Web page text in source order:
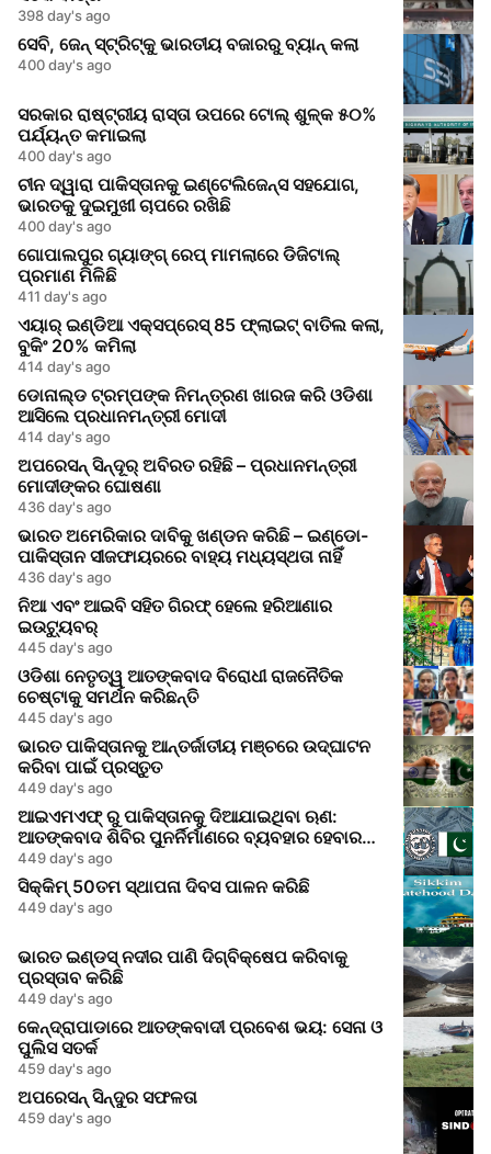
398 day's ago
ସେବି, ଜେନ୍‌ ସ୍ଟ୍ରିଟ୍‌କୁ ଭାରତୀୟ ବଜାରରୁ ବ୍ୟାନ୍ କଲା
400 day's ago
ସରକାର ରାଷ୍ଟ୍ରୀୟ ରାସ୍ତା ଉପରେ ଟୋଲ୍ ଶୁଳ୍କ ୫୦%
ପର୍ଯ୍ୟନ୍ତ କମାଇଲା
400 day's ago
ଚୀନ ଦ୍ୱାରା ପାକିସ୍ତାନକୁ ଇଣ୍ଟେଲିଜେନ୍ସ ସହଯୋଗ,
ଭାରତକୁ ଦୁଇମୁଖୀ ଚାପରେ ରଖିଛି
400 day's ago
ଗୋପାଲପୁର ଗ୍ୟାଙ୍ଗ୍ ରେପ୍ ମାମଲାରେ ଡିଜିଟାଲ୍
ପ୍ରମାଣ ମିଳିଛି
411 day's ago
ଏୟାର୍ ଇଣ୍ଡିଆ ଏକ୍ସପ୍ରେସ୍ 85 ଫ୍ଲାଇଟ୍ ବାତିଲ କଲା,
ବୁକିଂ 20% କମିଲା
414 day's ago
ଡୋନାଲ୍ଡ ଟ୍ରମ୍ପଙ୍କ ନିମନ୍ତ୍ରଣ ଖାରଜ କରି ଓଡିଶା
ଆସିଲେ ପ୍ରଧାନମନ୍ତ୍ରୀ ମୋଦୀ
414 day's ago
ଅପରେସନ୍ ସିନ୍ଦୂର୍ ଅବିରତ ରହିଛି – ପ୍ରଧାନମନ୍ତ୍ରୀ
ମୋଦୀଙ୍କର ଘୋଷଣା
436 day's ago
ଭାରତ ଅମେରିକାର ଦାବିକୁ ଖଣ୍ଡନ କରିଛି – ଇଣ୍ଡୋ-
ପାକିସ୍ତାନ ସୀଜଫାୟରରେ ବାହ୍ୟ ମଧ୍ୟସ୍ଥତା ନାହିଁ
436 day's ago
ନିଆ ଏବଂ ଆଇବି ସହିତ ଗିରଫ୍ ହେଲେ ହରିଆଣାର
ଇଉଟ୍ୟୁବର୍
445 day's ago
ଓଡିଶା ନେତୃତ୍ୱ ଆତଙ୍କବାଦ ବିରୋଧୀ ରାଜନୈତିକ
ଚେଷ୍ଟାକୁ ସମର୍ଥନ କରିଛନ୍ତି
445 day's ago
ଭାରତ ପାକିସ୍ତାନକୁ ଆନ୍ତର୍ଜାତୀୟ ମଞ୍ଚରେ ଉଦ୍‌ଘାଟନ
କରିବା ପାଇଁ ପ୍ରସ୍ତୁତ
449 day's ago
ଆଇଏମଏଫ୍ ରୁ ପାକିସ୍ତାନକୁ ଦିଆଯାଇଥିବା ଋଣ:
ଆତଙ୍କବାଦ ଶିବିର ପୁନର୍ନିର୍ମାଣରେ ବ୍ୟବହାର ହେବାର
ଆଶଙ୍କା
449 day's ago
ସିକ୍କିମ୍ 50ତମ ସ୍ଥାପନା ଦିବସ ପାଳନ କରିଛି
449 day's ago
ଭାରତ ଇଣ୍ଡସ୍ ନଦୀର ପାଣି ଦିଗ୍ବିକ୍ଷେପ କରିବାକୁ
ପ୍ରସ୍ତାବ କରିଛି
449 day's ago
କେନ୍ଦ୍ରାପାଡାରେ ଆତଙ୍କବାଦୀ ପ୍ରବେଶ ଭୟ: ସେନା ଓ
ପୁଲିସ ସତର୍କ
459 day's ago
ଅପରେସନ୍ ସିନ୍ଦୁର ସଫଳତା
459 day's ago